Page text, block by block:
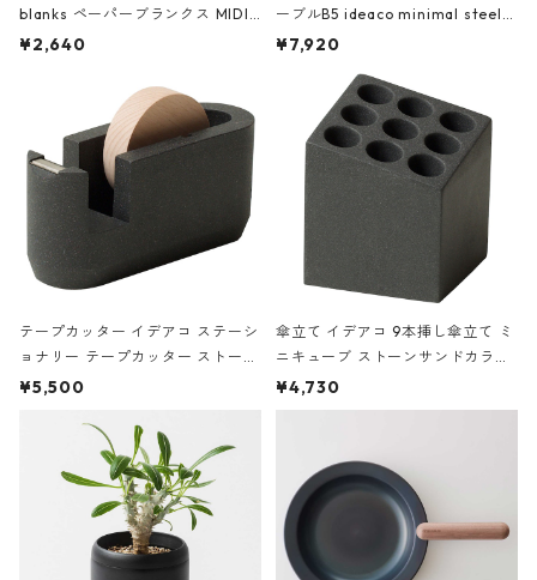
blanks ペーパーブランクス MIDI
ハードカバー 罫線 ヴァン・ゴッホ
¥2,640
ーブルB5 ideaco minimal steel f
urniture WALL Table B5 ネイビー
¥7,920
テープカッター イデアコ ステーシ
ョナリー テープカッター ストーン
サンドカラー 石調 ideaco Station
¥5,500
傘立て イデアコ 9本挿し傘立て ミ
ニキューブ ストーンサンドカラー
石調 ideaco Umbrella Stand CUB
E ストーンサンドブラック
¥4,730